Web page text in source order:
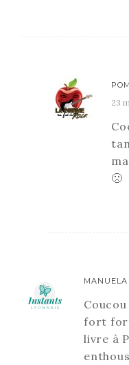
23
🙁
MANUELA
Coucou
fort
livre à